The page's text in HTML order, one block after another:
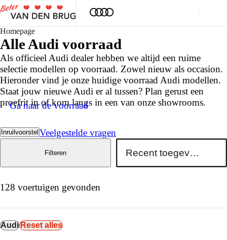
Homepage
AlleAudi voorraad
Als officieel Audi dealer hebben we altijd een ruime
selectie modellen op voorraad. Zowel nieuw als occasion.
Hieronder vind je onze huidige voorraad Audi modellen.
Staat jouw nieuwe Audi er al tussen? Plan gerust een
proefrit in of kom langs in een van onze showrooms.
Inruilvoorstel Veelgestelde vragen
Ga naar de voorraad
128 voertuigen gevonden
Filteren
AudiReset alles